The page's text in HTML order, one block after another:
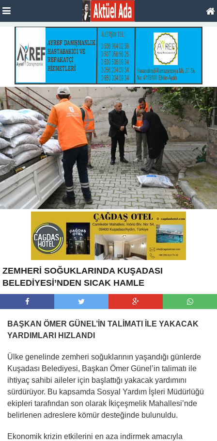
ZEMHERİ SOĞUKLARINDA KUŞADASI
BELEDİYESİ’NDEN SICAK HAMLE
BAŞKAN ÖMER GÜNEL’İN TALİMATI İLE YAKACAK
YARDIMLARI HIZLANDI
Ülke genelinde zemheri soğuklarının yaşandığı günlerde
Kuşadası Belediyesi, Başkan Ömer Günel’in talimatı ile
ihtiyaç sahibi aileler için başlattığı yakacak yardımını
sürdürüyor. Bu kapsamda Sosyal Yardım İşleri Müdürlüğü
ekipleri tarafından son olarak İkiçeşmelik Mahallesi’nde
belirlenen adreslere kömür desteğinde bulunuldu.
Ekonomik krizin etkilerini en aza indirmek amacıyla